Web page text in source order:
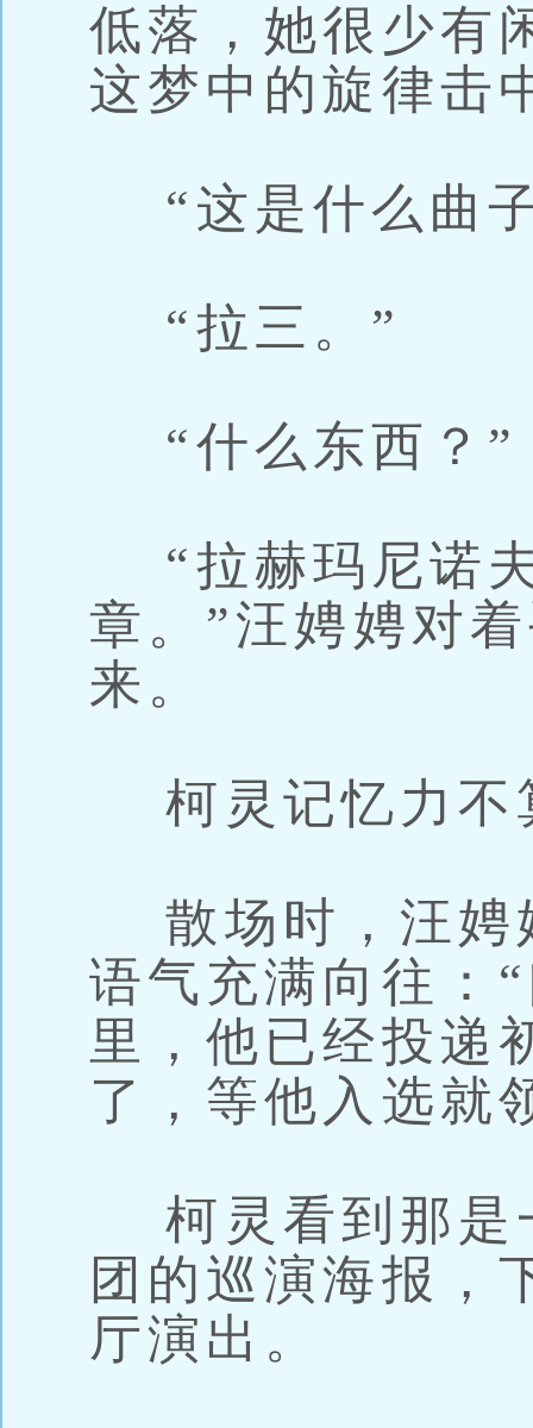
低落，她很少有
这梦中的旋律击
“这是什么曲
“拉三。”
“什么东西？”
“拉赫玛尼诺
章。”汪娉娉对
来。
柯灵记忆力不
散场时，汪娉
语气充满向往：
里，他已经投递
了，等他入选就
柯灵看到那是
团的巡演海报，
厅演出。